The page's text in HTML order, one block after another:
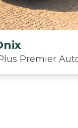
Premier